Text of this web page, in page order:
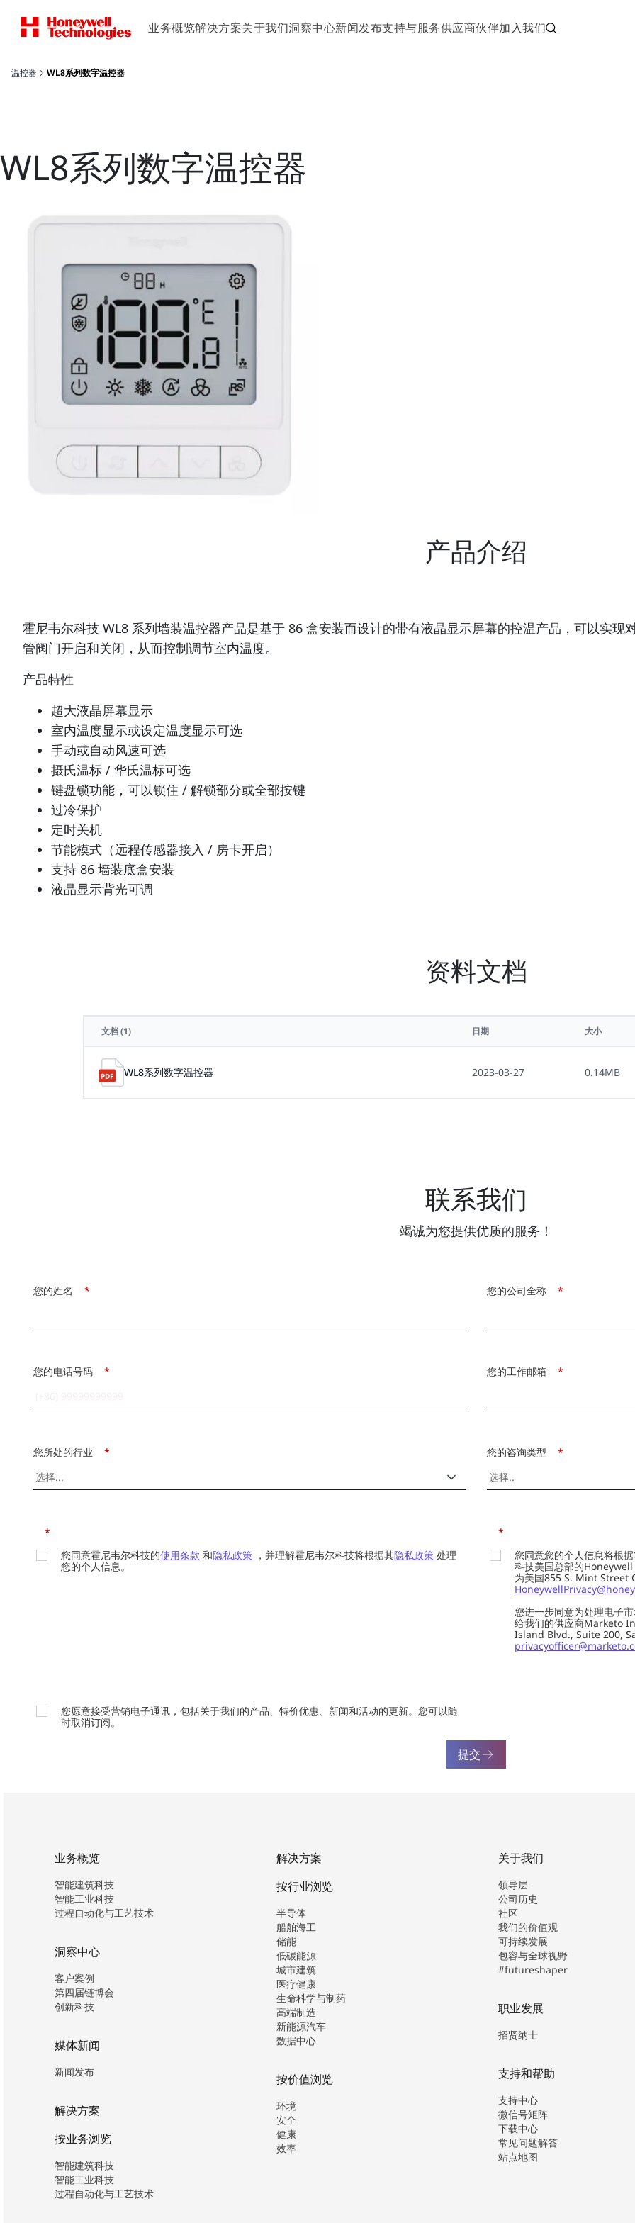
业务概览解决方案关于我们洞察中心新闻发布支持与服务供应商伙伴加入我们
温控器 WL8系列数字温控器
WL8系列数字温控器
产品介绍
霍尼韦尔科技 WL8 系列墙装温控器产品是基于 86 盒安装而设计的带有液晶显示屏幕的控温产品，可以实现
管阀门开启和关闭，从而控制调节室内温度。
产品特性
超大液晶屏幕显示
室内温度显示或设定温度显示可选
手动或自动风速可选
摄氏温标 / 华氏温标可选
键盘锁功能，可以锁住 / 解锁部分或全部按键
过冷保护
定时关机
节能模式（远程传感器接入 / 房卡开启）
支持 86 墙装底盒安装
液晶显示背光可调
资料文档
文档(1) 日期 大小
WL8系列数字温控器 2023-03-27 0.14MB
联系我们
竭诚为您提供优质的服务！
*
您的姓名 *
您的公司全称
*
您的电话号码 *
您的工作邮箱
*
您所处的行业 *
您的咨询类型
*
您同意霍尼韦尔科技的使用条款 和隐私政策 ，并理解霍尼韦尔科技将根据其隐私政策 处理
您的个人信息。
*
您同意您的个人信息将根
科技美国总部的
为美国855 S. Mint Street
您进一步同意为处理电子
给我们的供应商Marketo
Island Blvd., Suite 200,
您愿意接受营销电子通讯，包括关于我们的产品、特价优惠、新闻和活动的更新。您可以随
时取消订阅。
提交
业务概览
智能建筑科技
智能工业科技
过程自动化与工艺技术
洞察中心
客户案例
第四届链博会
创新科技
媒体新闻
新闻发布
解决方案
按业务浏览
智能建筑科技
智能工业科技
过程自动化与工艺技术
解决方案
按行业浏览
半导体
船舶海工
储能
低碳能源
城市建筑
医疗健康
生命科学与制药
高端制造
新能源汽车
数据中心
按价值浏览
环境
安全
健康
效率
关于我们
领导层
公司历史
社区
我们的价值观
可持续发展
包容与全球视野
#futureshaper
职业发展
招贤纳士
支持和帮助
支持中心
微信号矩阵
下载中心
常见问题解答
站点地图